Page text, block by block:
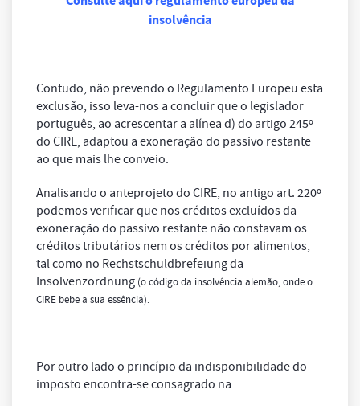
insolvência
Contudo, não prevendo o Regulamento Europeu esta
exclusão, isso leva-nos a concluir que o legislador
português, ao acrescentar a alínea d) do artigo 245º
do CIRE, adaptou a exoneração do passivo restante
ao que mais lhe conveio.
Analisando o anteprojeto do CIRE, no antigo art. 220º
podemos verificar que nos créditos excluídos da
exoneração do passivo restante não constavam os
créditos tributários nem os créditos por alimentos,
tal como no Rechstschuldbrefeiung da
Insolvenzordnung (o código da insolvência alemão, onde o
CIRE bebe a sua essência).
Por outro lado o princípio da indisponibilidade do
imposto encontra-se consagrado na